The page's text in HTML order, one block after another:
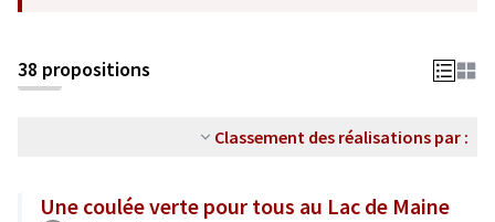
38 propositions
Classement des réalisations par :
Une coulée verte pour tous au Lac de Maine